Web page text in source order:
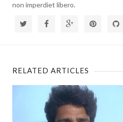
non imperdiet libero.
RELATED ARTICLES